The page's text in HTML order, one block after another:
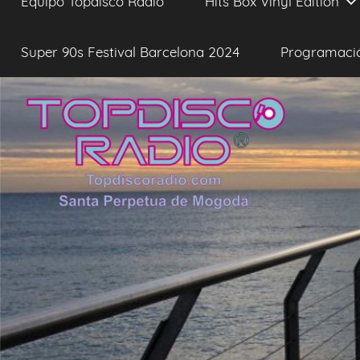
Super 90s Festival Barcelona 2024